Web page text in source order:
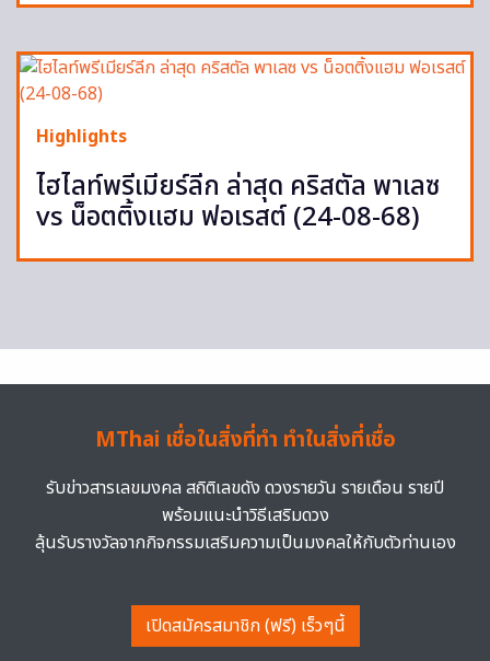
Highlights
ไฮไลท์พรีเมียร์ลีก ล่าสุด คริสตัล พาเลซ
vs น็อตติ้งแฮม ฟอเรสต์ (24-08-68)
MThai เชื่อในสิ่งที่ทำ ทำในสิ่งที่เชื่อ
รับข่าวสารเลขมงคล สถิติเลขดัง ดวงรายวัน รายเดือน รายปี
พร้อมแนะนำวิธีเสริมดวง
ลุ้นรับรางวัลจากกิจกรรมเสริมความเป็นมงคลให้กับตัวท่านเอง
เปิดสมัครสมาชิก (ฟรี) เร็วๆนี้